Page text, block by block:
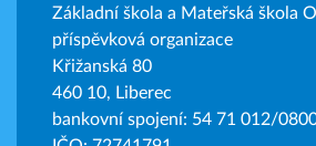
Základní škola a Mateřská škola
příspěvková organizace
Křižanská 80
460 10, Liberec
bankovní spojení: 54 71 012/